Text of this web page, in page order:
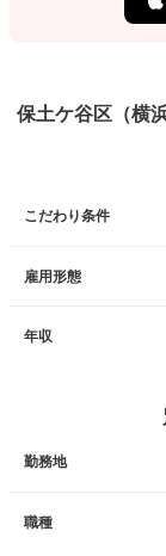
保土ケ谷区（横
こだわり条件
雇用形態
年収
勤務地
職種